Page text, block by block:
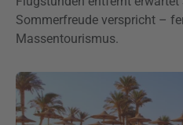
Sommerfreude verspricht –
Massentourismus.